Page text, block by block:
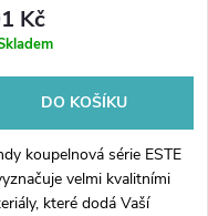
Kč
DO KOŠÍKU
koupelnová série ESTE
velmi kvalitními
které dodá Vaší